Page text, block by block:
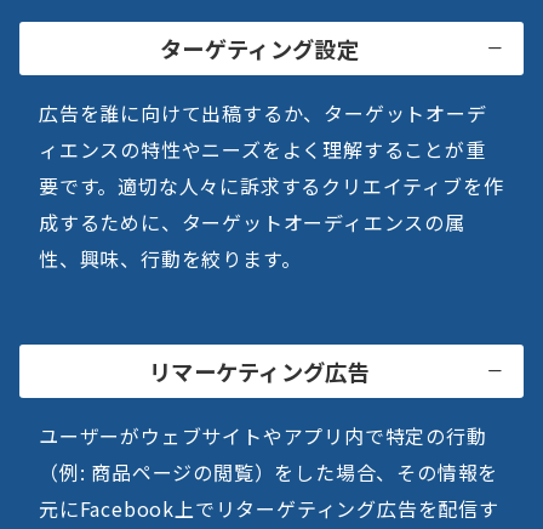
ターゲティング設定
広告を誰に向けて出稿するか、ターゲットオーデ
ィエンスの特性やニーズをよく理解することが重
要です。適切な人々に訴求するクリエイティブを作
成するために、ターゲットオーディエンスの属
性、興味、行動を絞ります。
リマーケティング広告
ユーザーがウェブサイトやアプリ内で特定の行動
（例: 商品ページの閲覧）をした場合、その情報を
元にFacebook上でリターゲティング広告を配信す